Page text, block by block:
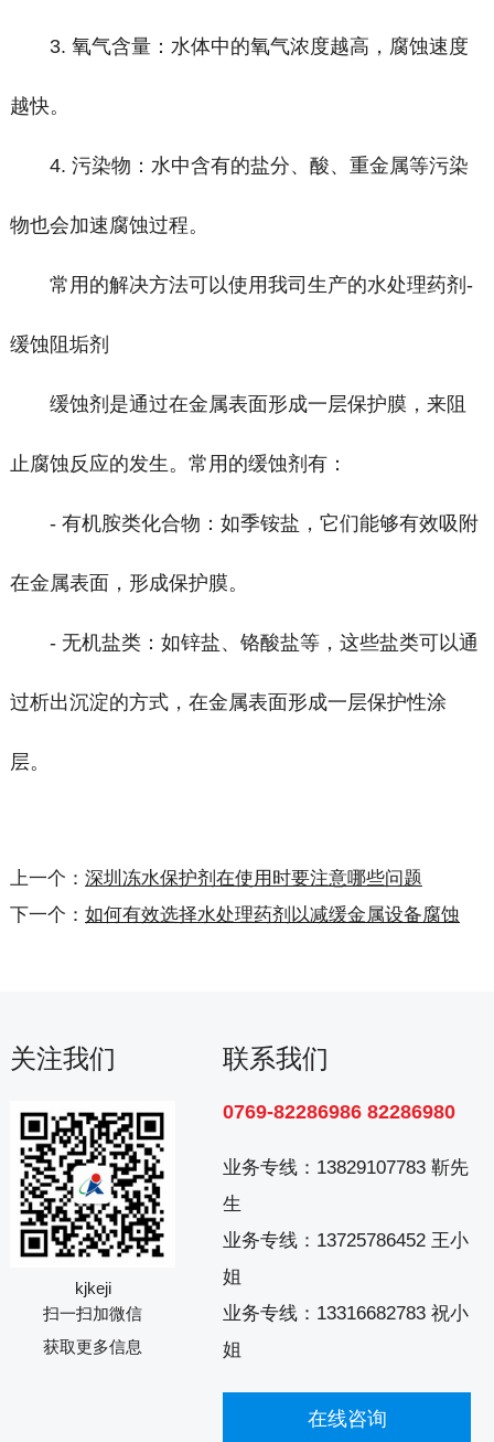
3. 氧气含量：水体中的氧气浓度越高，腐蚀速度
越快。
4. 污染物：水中含有的盐分、酸、重金属等污染
物也会加速腐蚀过程。
常用的解决方法可以使用我司生产的水处理药剂-
缓蚀阻垢剂
缓蚀剂是通过在金属表面形成一层保护膜，来阻
止腐蚀反应的发生。常用的缓蚀剂有：
- 有机胺类化合物：如季铵盐，它们能够有效吸附
在金属表面，形成保护膜。
- 无机盐类：如锌盐、铬酸盐等，这些盐类可以通
过析出沉淀的方式，在金属表面形成一层保护性涂
层。
上一个： 深圳冻水保护剂在使用时要注意哪些问题
下一个： 如何有效选择水处理药剂以减缓金属设备腐蚀
关注我们
kjkeji
扫一扫加微信
获取更多信息
联系我们
0769-82286986 82286980
业务专线： 13829107783 靳先
生
业务专线： 13725786452 王小
姐
业务专线： 13316682783 祝小
姐
在线咨询